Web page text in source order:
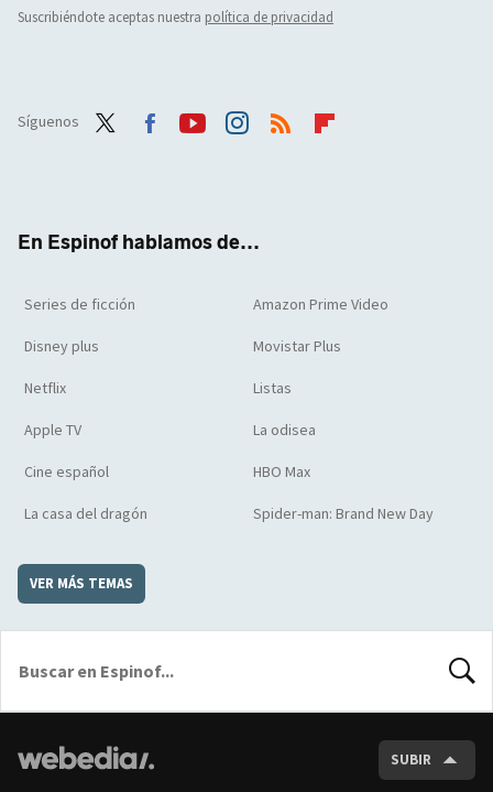
Suscribiéndote aceptas nuestra política de privacidad
Síguenos
En Espinof hablamos de...
Series de ficción Amazon Prime Video
Disney plus Movistar Plus
Netflix Listas
Apple TV La odisea
Cine español HBO Max
La casa del dragón Spider-man: Brand New Day
VER MÁS TEMAS
SUBIR